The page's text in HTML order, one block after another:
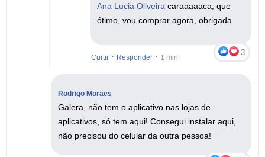
Ana Lucia Oliveira caraaaaaca, que
ótimo, vou comprar agora, obrigada
Curtir · Responder · 3
1 min
Rodrigo Moraes
Galera, não tem o aplicativo nas lojas de
aplicativos, só tem aqui! Consegui instalar aqui,
não precisou do celular da outra pessoa!